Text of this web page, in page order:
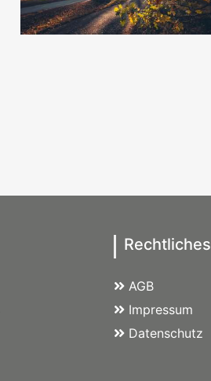
Rechtliches
AGB
Impressum
Datenschutz